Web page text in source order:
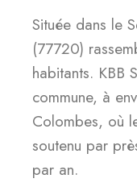
Située dans le
(77720)
habitants. KBB
commune, à
Colombes, où
soutenu par
par an.